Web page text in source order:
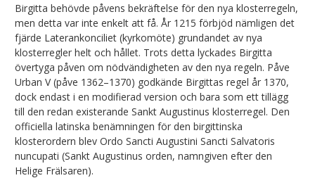
Birgitta behövde påvens bekräftelse för den nya klosterregeln,
men detta var inte enkelt att få. År 1215 förbjöd nämligen det
fjärde Laterankonciliet (kyrkomöte) grundandet av nya
klosterregler helt och hållet. Trots detta lyckades Birgitta
övertyga påven om nödvändigheten av den nya regeln. Påve
Urban V (påve 1362–1370) godkände Birgittas regel år 1370,
dock endast i en modifierad version och bara som ett tillägg
till den redan existerande Sankt Augustinus klosterregel. Den
officiella latinska benämningen för den birgittinska
klosterordern blev Ordo Sancti Augustini Sancti Salvatoris
nuncupati (Sankt Augustinus orden, namngiven efter den
Helige Frälsaren).